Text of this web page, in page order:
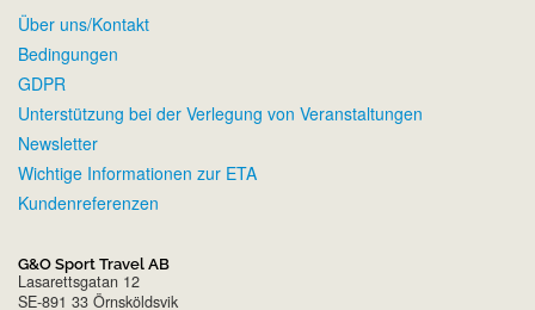
Über uns/Kontakt
Bedingungen
GDPR
Unterstützung bei der Verlegung von Veranstaltungen
Newsletter
Wichtige Informationen zur ETA
Kundenreferenzen
G&O Sport Travel AB
Lasarettsgatan 12
SE-891 33 Örnsköldsvik